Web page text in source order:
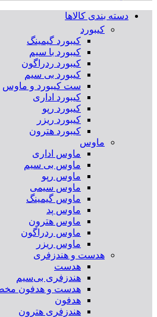
دسته بندی کالاها
کیبورد
کیبورد گیمینگ
کیبورد با سیم
کیبورد ردراگون
کیبورد بی سیم
ست کیبورد و ماوس
کیبورد اداری
کیبورد رپو
کیبورد ریزر
کیبورد هترون
ماوس
ماوس اداری
ماوس بی سیم
ماوس رپو
ماوس سیمی
ماوس گیمینگ
ماوس پد
ماوس هترون
ماوس ردراگون
ماوس ریزر
هدست و هندزفری
هدست
هندزفری بی‌سیم
هدست و هدفون
هدفون
هندزفری هترون